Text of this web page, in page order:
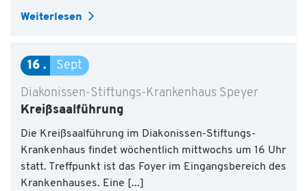
Weiterlesen
16 Sept
Diakonissen-Stiftungs-Krankenhaus Speyer
Kreißsaalführung
Die Kreißsaalführung im Diakonissen-Stiftungs-
Krankenhaus findet wöchentlich mittwochs um 16 Uhr
statt. Treffpunkt ist das Foyer im Eingangsbereich des
Krankenhauses. Eine [...]